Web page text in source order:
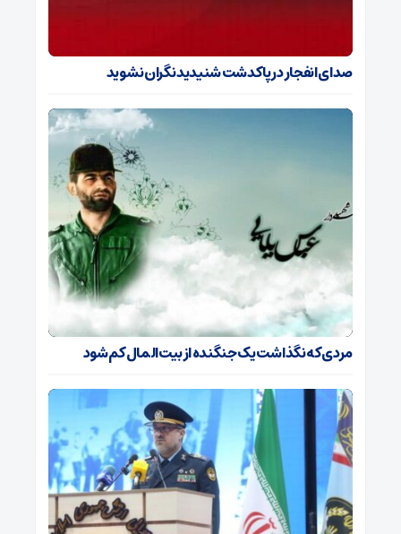
صدای انفجار در پاکدشت شنیدید نگران نشوید
مردی که نگذاشت یک جنگنده از بیت‌المال کم شود